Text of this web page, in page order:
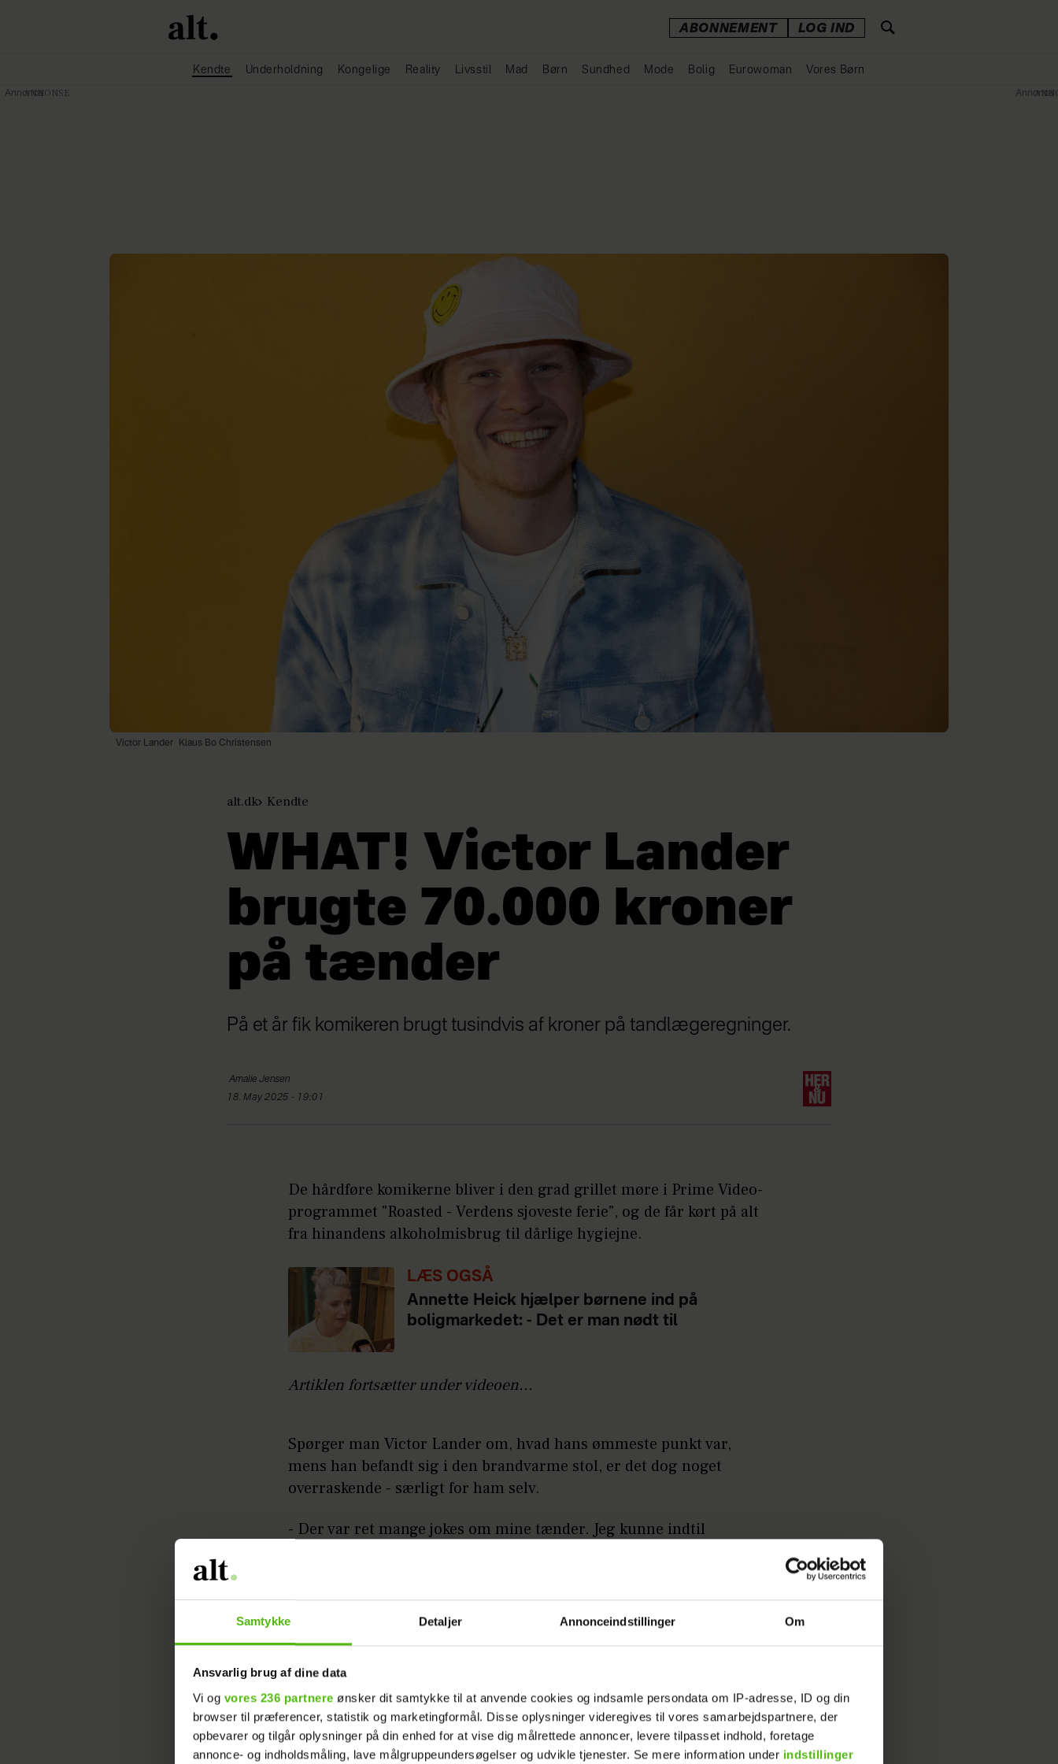
Samtykke Detaljer Annonceindstillinger Om
Ansvarlig brug af dine data
Vi og vores 236 partnere ønsker dit samtykke til at anvende cookies og indsamle persondata om IP-adresse, ID og din
browser til præferencer, statistik og marketingformål. Disse oplysninger videregives til vores samarbejdspartnere, der
opbevarer og tilgår oplysninger på din enhed for at vise dig målrettede annoncer, levere tilpasset indhold, foretage
annonce- og indholdsmåling, lave målgruppeundersøgelser og udvikle tjenester. Se mere information under indstillinger
ABONNEMENT LOG IND
Kendte Underholdning Kongelige Reality Livsstil Mad Børn Sundhed Mode Bolig Eurowoman Vores Børn
Victor Lander Klaus Bo Christensen
alt.dk Kendte
WHAT! Victor Lander
brugte 70.000 kroner
på tænder
På et år fik komikeren brugt tusindvis af kroner på tandlægeregninger.
Amalie Jensen
18. May 2025 - 19:01
De hårdføre komikerne bliver i den grad grillet møre i Prime Video-
programmet "Roasted - Verdens sjoveste ferie", og de får kørt på alt
fra hinandens alkoholmisbrug til dårlige hygiejne.
LÆS OGSÅ
Annette Heick hjælper børnene ind på
boligmarkedet: - Det er man nødt til
Artiklen fortsætter under videoen...
Spørger man Victor Lander om, hvad hans ømmeste punkt var,
mens han befandt sig i den brandvarme stol, er det dog noget
overraskende - særligt for ham selv.
- Der var ret mange jokes om mine tænder. Jeg kunne indtil
LÆS OGSÅ
Men det var nok ikke helt tilfældig, at det var netop Victors tandsæt,
der skulle i ilden.
Annonce Annonce